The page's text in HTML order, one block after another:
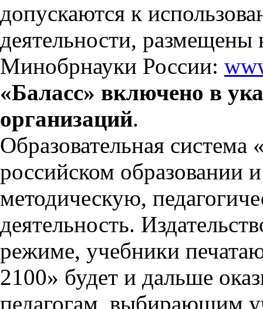
допускаются к
деятельности,
Минобрнауки России:
«Баласс» включено в
организаций.
Образовательная
российском образовании
методическую,
деятельность.
режиме, учебники
2100» будет и дальше
педагогам, выбирающим